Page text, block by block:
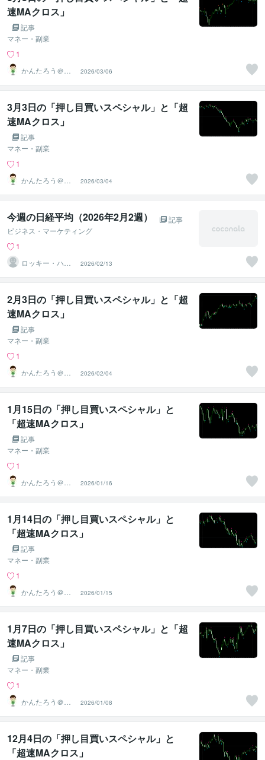
速MAクロス」
記事
マネー・副業
1
かんたろう＠か
んたんFX
2026/03/06
3月3日の「押し目買いスペシャル」と「超
速MAクロス」
記事
マネー・副業
1
かんたろう＠か
んたんFX
2026/03/04
今週の日経平均（2026年2月2週）
記事
ビジネス・マーケティング
1
ロッキー・ハル
モニア
2026/02/13
2月3日の「押し目買いスペシャル」と「超
速MAクロス」
記事
マネー・副業
1
かんたろう＠か
んたんFX
2026/02/04
1月15日の「押し目買いスペシャル」と
「超速MAクロス」
記事
マネー・副業
1
かんたろう＠か
んたんFX
2026/01/16
1月14日の「押し目買いスペシャル」と
「超速MAクロス」
記事
マネー・副業
1
かんたろう＠か
んたんFX
2026/01/15
1月7日の「押し目買いスペシャル」と「超
速MAクロス」
記事
マネー・副業
1
かんたろう＠か
んたんFX
2026/01/08
12月4日の「押し目買いスペシャル」と
「超速MAクロス」